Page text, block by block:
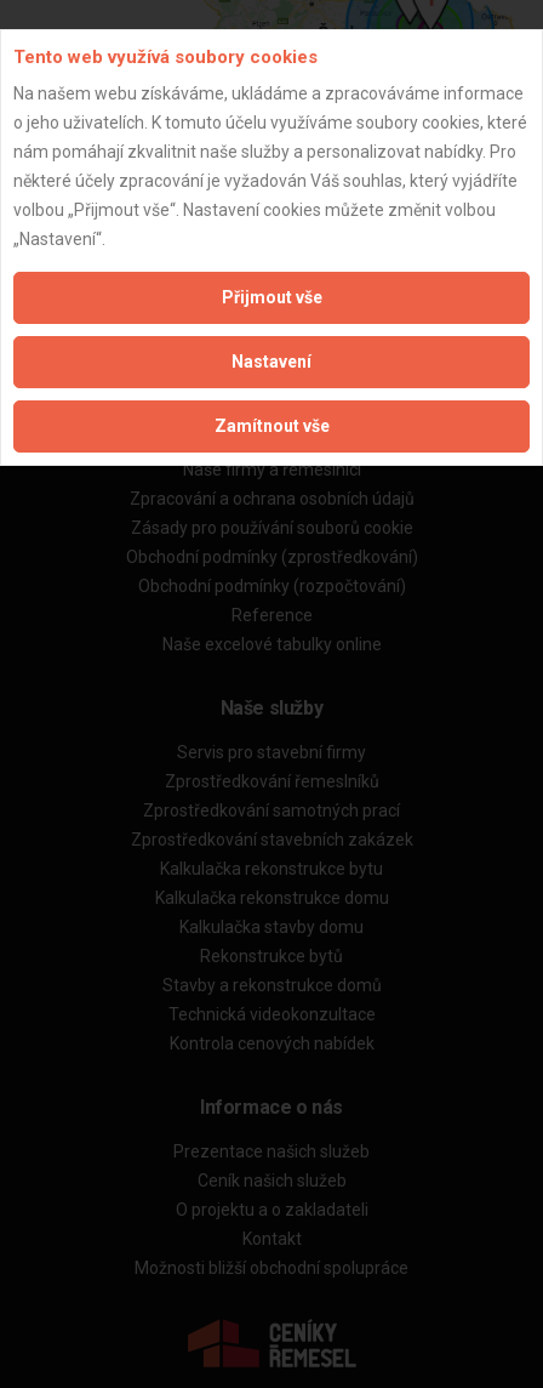
ZPĚT
Důležité informace
Naše firmy a řemeslníci
Zpracování a ochrana osobních údajů
Zásady pro používání souborů cookie
Obchodní podmínky (zprostředkování)
Obchodní podmínky (rozpočtování)
Reference
Naše excelové tabulky online
Naše služby
Servis pro stavební firmy
Zprostředkování řemeslníků
Zprostředkování samotných prací
Zprostředkování stavebních zakázek
Kalkulačka rekonstrukce bytu
Kalkulačka rekonstrukce domu
Kalkulačka stavby domu
Rekonstrukce bytů
Stavby a rekonstrukce domů
Technická videokonzultace
Kontrola cenových nabídek
Informace o nás
Prezentace našich služeb
Ceník našich služeb
O projektu a o zakladateli
Kontakt
Možnosti bližší obchodní spolupráce
Tento web využívá soubory cookies
Na našem webu získáváme, ukládáme a zpracováváme informace
o jeho uživatelích. K tomuto účelu využíváme soubory cookies, které
nám pomáhají zkvalitnit naše služby a personalizovat nabídky. Pro
některé účely zpracování je vyžadován Váš souhlas, který vyjádříte
volbou „Přijmout vše“. Nastavení cookies můžete změnit volbou
„Nastavení“.
Přijmout vše
Nastavení
Zamítnout vše